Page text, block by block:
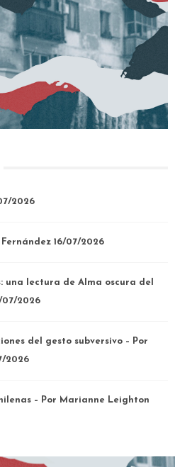
2026
16/07/2026
una lectura de Alma oscura del
07/2026
del gesto subversivo – Por
2026
– Por Marianne Leighton